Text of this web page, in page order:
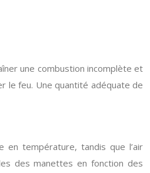
une combustion incomplète et
le feu. Une quantité adéquate de
en température, tandis que l’air
des manettes en fonction des